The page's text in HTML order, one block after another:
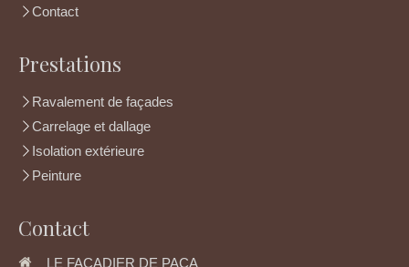
Contact
Prestations
Ravalement de façades
Carrelage et dallage
Isolation extérieure
Peinture
Contact
LE FAÇADIER DE PACA